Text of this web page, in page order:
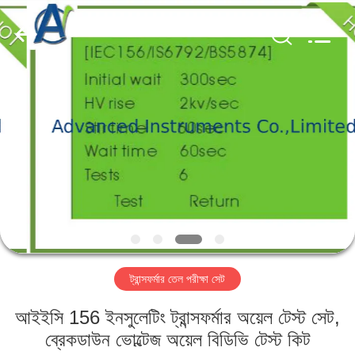
পণ্য
কারখানা
Advanced
Instruments
Co.,Limited.
All
Rights
Reserved.
ট্রান্সফর্মার তেল পরীক্ষা সেট
আইইসি 156 ইনসুলেটিং ট্রান্সফর্মার অয়েল টেস্ট সেট,
ব্রেকডাউন ভোল্টেজ অয়েল বিডিভি টেস্ট কিট